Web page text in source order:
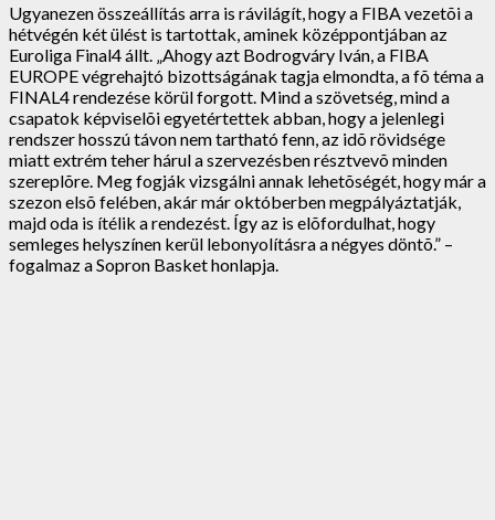
Ugyanezen összeállítás arra is rávilágít, hogy a FIBA vezetõi a
hétvégén két ülést is tartottak, aminek középpontjában az
Euroliga Final4 állt. „Ahogy azt Bodrogváry Iván, a FIBA
EUROPE végrehajtó bizottságának tagja elmondta, a fõ téma a
FINAL4 rendezése körül forgott. Mind a szövetség, mind a
csapatok képviselõi egyetértettek abban, hogy a jelenlegi
rendszer hosszú távon nem tartható fenn, az idõ rövidsége
miatt extrém teher hárul a szervezésben résztvevõ minden
szereplõre. Meg fogják vizsgálni annak lehetõségét, hogy már a
szezon elsõ felében, akár már októberben megpályáztatják,
majd oda is ítélik a rendezést. Így az is elõfordulhat, hogy
semleges helyszínen kerül lebonyolításra a négyes döntõ.” –
fogalmaz a Sopron Basket honlapja.